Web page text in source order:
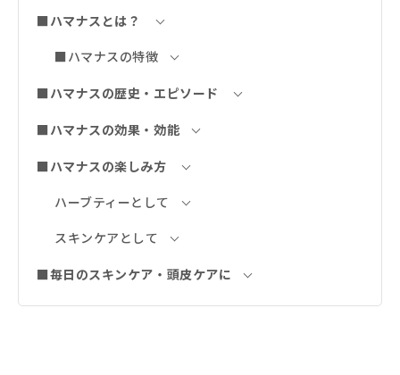
■ハマナスとは？
■ハマナスの特徴
■ハマナスの歴史・エピソード
■ハマナスの効果・効能
■ハマナスの楽しみ方
ハーブティーとして
スキンケアとして
■毎日のスキンケア・頭皮ケアに